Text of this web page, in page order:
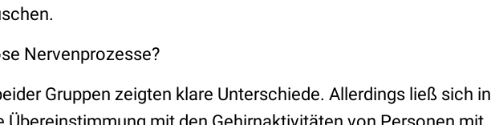
Nervenprozesse?
Gruppen zeigten klare Unterschiede. Allerdings ließ sich in